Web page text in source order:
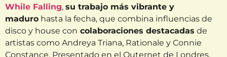
While Falling, su trabajo más vibrante y
maduro hasta la fecha, que combina influencias de
disco y house con colaboraciones destacadas de
artistas como Andreya Triana, Rationale y Connie
Constance. Presentado en el Outernet de Londres,